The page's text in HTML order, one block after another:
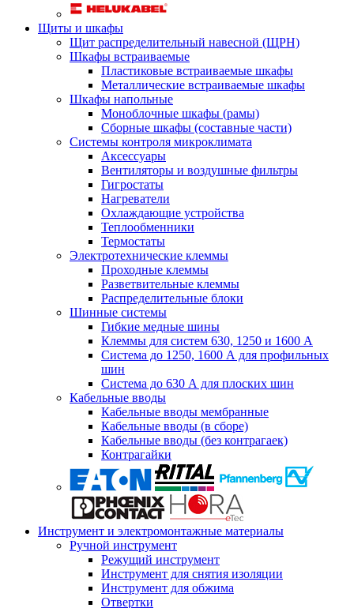
Щиты и шкафы
Щит распределительный навесной (ЩРН)
Шкафы встраиваемые
Пластиковые встраиваемые шкафы
Металлические встраиваемые шкафы
Шкафы напольные
Моноблочные шкафы (рамы)
Сборные шкафы (составные части)
Системы контроля микроклимата
Аксессуары
Вентиляторы и воздушные фильтры
Гигростаты
Нагреватели
Охлаждающие устройства
Теплообменники
Термостаты
Электротехнические клеммы
Проходные клеммы
Разветвительные клеммы
Распределительные блоки
Шинные системы
Гибкие медные шины
Клеммы для систем 630, 1250 и 1600 А
Система до 1250, 1600 А для профильных
шин
Система до 630 А для плоских шин
Кабельные вводы
Кабельные вводы мембранные
Кабельные вводы (в сборе)
Кабельные вводы (без контрагаек)
Контрагайки
Инструмент и электромонтажные материалы
Ручной инструмент
Режущий инструмент
Инструмент для снятия изоляции
Инструмент для обжима
Отвертки